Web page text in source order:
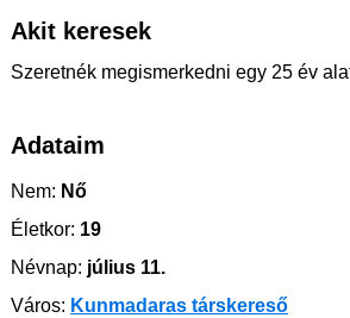
Akit keresek
Szeretnék megismerkedni egy 25 év
Adataim
Nem: Nő
Életkor: 19
Névnap: július 11.
Város: Kunmadaras társkereső